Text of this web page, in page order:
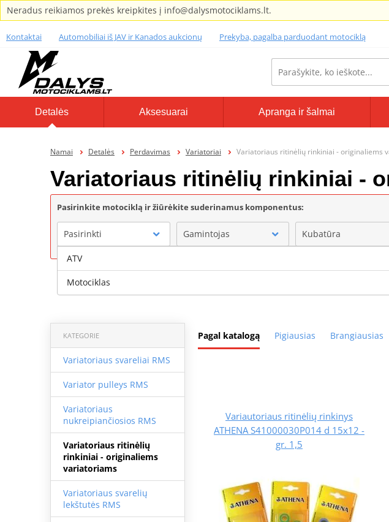
Neradus reikiamos prekės kreipkites į info@dalysmotociklams.lt.
Kontaktai Automobiliai iš JAV ir Kanados aukcionų Prekyba, pagalba parduodant motociklą
Detalės Aksesuarai Apranga ir šalmai
Namai Detalės Perdavimas Variatoriai Variatoriaus ritinėlių rinkiniai - originaliems
Variatoriaus ritinėlių rinkiniai -
Pasirinkite motociklą ir žiūrėkite suderinamus komponentus:
Pasirinkti Gamintojas Kubatūra
Pagal katalogą Pigiausias Brangiausias
KATEGORIE
Variatoriaus svareliai RMS
Variator pulleys RMS
Variatoriaus
nukreipiančiosios RMS
Variatoriaus ritinėlių
rinkiniai - originaliems
variatoriams
Variatoriaus svarelių
lekštutės RMS
Variautoriaus ritinėlių rinkinys
ATHENA S41000030P014 d 15x12 -
gr. 1,5
ATV
Motociklas